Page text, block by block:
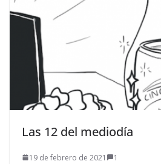
Las 12 del mediodía
19 de febrero de 2021 1